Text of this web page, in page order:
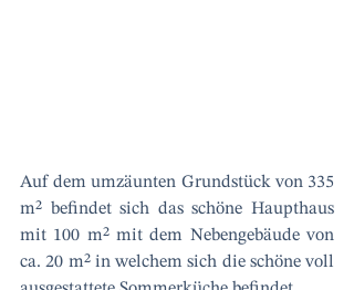
Auf dem umzäunten Grundstück von 335
m² befindet sich das schöne Haupthaus
mit 100 m² mit dem Nebengebäude von
ca. 20 m² in welchem sich die schöne voll